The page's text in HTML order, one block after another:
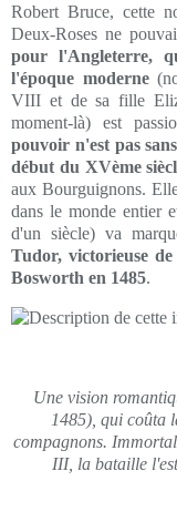
Robert Bruce, cette
Deux-Roses ne
pour l'Angleterre,
l'époque moderne
VIII et de sa fille
moment-là) est
pouvoir n'est pas
début du XVème
aux Bourguignons.
dans le monde entier
d'un siècle) va
Tudor, victorieuse
Bosworth en 1485.
Une vision
1485), qui coûta
compagnons.
III, la bataille